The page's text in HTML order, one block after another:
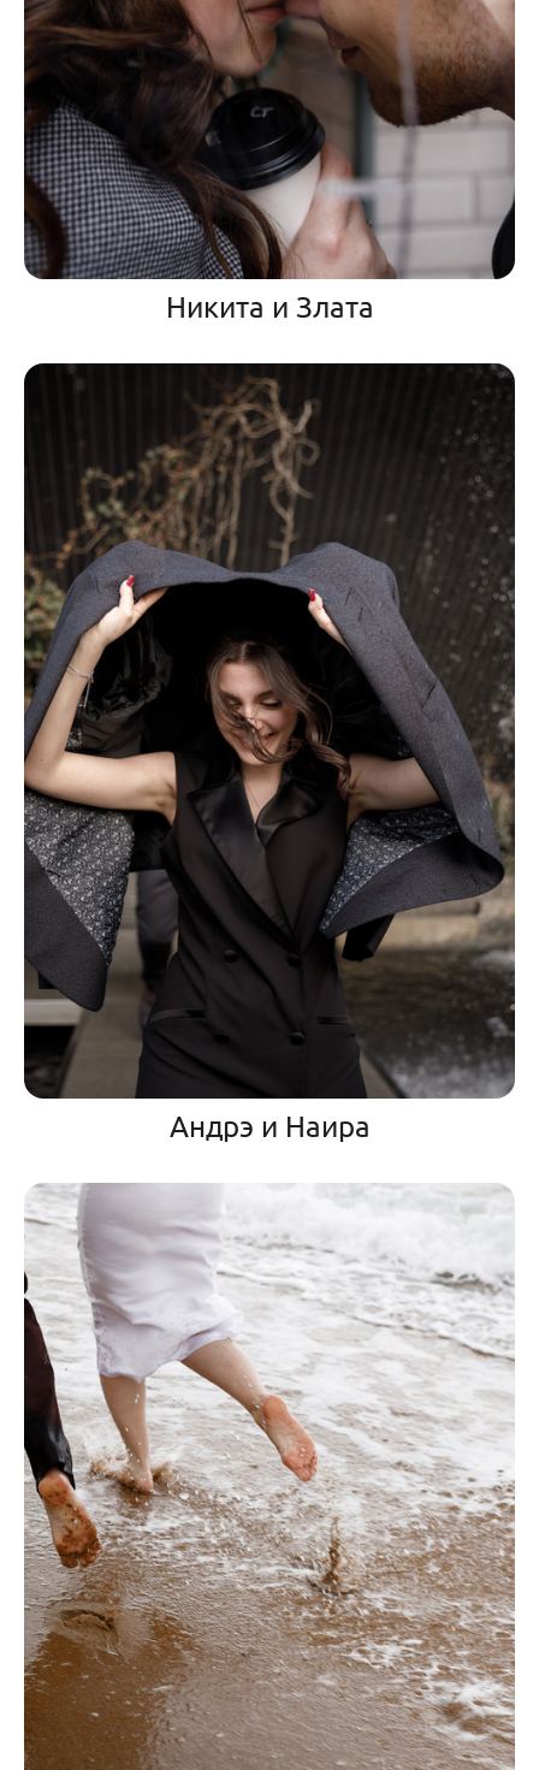
Никита и Злата
Андрэ и Наира